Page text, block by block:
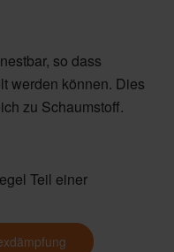
so dass
werden können. Dies
zu Schaumstoff.
Teil einer